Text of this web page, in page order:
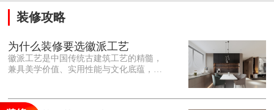
装修攻略
为什么装修要选徽派工艺
徽派工艺是中国传统古建筑工艺的精髓，
兼具美学价值、实用性能与文化底蕴，优
雕细琢的砖、木、石雕为特色，线条古朴